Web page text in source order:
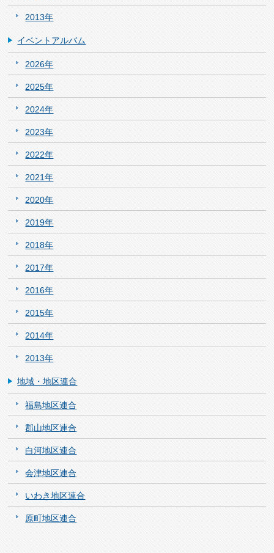
2013年
イベントアルバム
2026年
2025年
2024年
2023年
2022年
2021年
2020年
2019年
2018年
2017年
2016年
2015年
2014年
2013年
地域・地区連合
福島地区連合
郡山地区連合
白河地区連合
会津地区連合
いわき地区連合
原町地区連合